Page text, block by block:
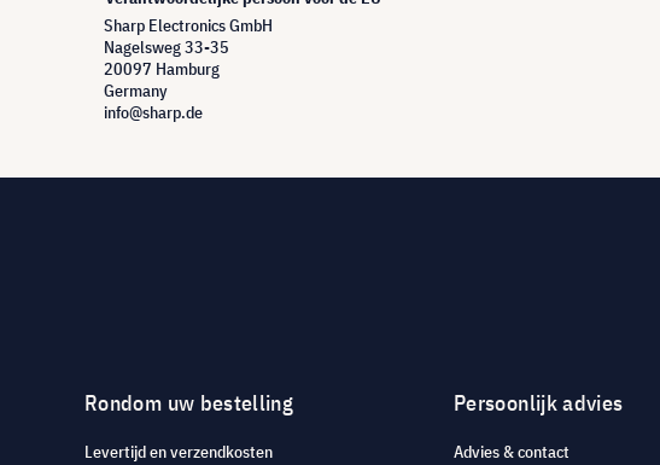
Sharp Electronics GmbH
Nagelsweg 33-35
20097 Hamburg
Germany
info@sharp.de
Rondom uw bestelling
Levertijd en verzendkosten
Persoonlijk advies
Advies & contact